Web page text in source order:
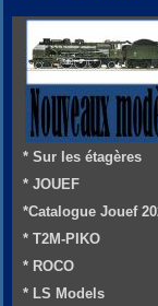
* Sur les étagères
* JOUEF
*Catalogue Jouef
* T2M-PIKO
* ROCO
* LS Models